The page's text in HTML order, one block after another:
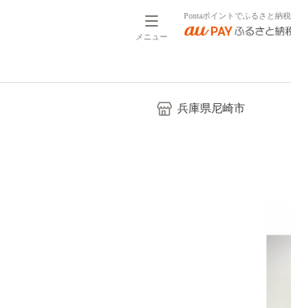
メニュー
Pontaポイントでふるさと納税
兵庫県尼崎市